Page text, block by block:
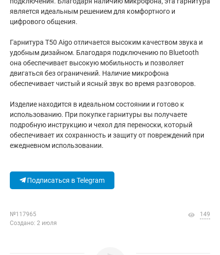
является идеальным решением для комфортного и
цифрового общения.
Гарнитура T50 Aigo отличается высоким качеством звука и
удобным дизайном. Благодаря подключению по Bluetooth
она обеспечивает высокую мобильность и позволяет
двигаться без ограничений. Наличие микрофона
обеспечивает чистый и ясный звук во время разговоров.
Изделие находится в идеальном состоянии и готово к
использованию. При покупке гарнитуры вы получаете
подробную инструкцию и чехол для переноски, который
обеспечивает их сохранность и защиту от повреждений при
ежедневном использовании.
Подписаться в Telegram
№117965
Создано: 2 июля
149